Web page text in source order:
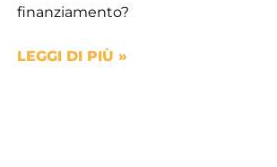
finanziamento?
LEGGI DI PIÙ »